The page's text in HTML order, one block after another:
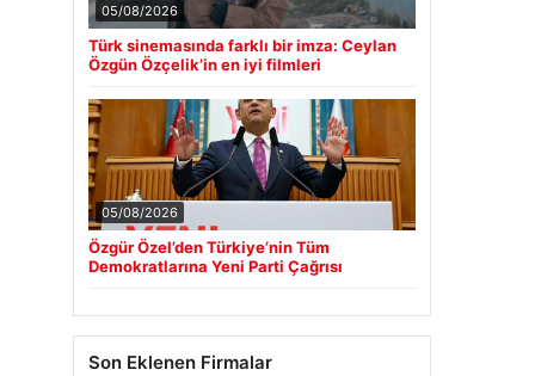
05/08/2026
Türk sinemasında farklı bir imza: Ceylan
Özgün Özçelik’in en iyi filmleri
05/08/2026
Özgür Özel’den Türkiye’nin Tüm
Demokratlarına Yeni Parti Çağrısı
Son Eklenen Firmalar